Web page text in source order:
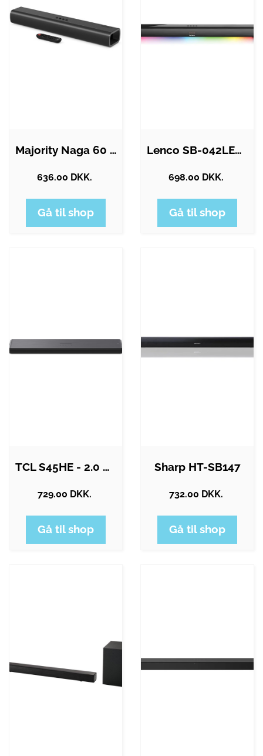
Majority Naga 60 - Black
636.00 DKK.
Gå til shop
Lenco SB-042LEDBK
698.00 DKK.
Gå til shop
TCL S45HE - 2.0 Dolby Atmos Soundbar
729.00 DKK.
Gå til shop
Sharp HT-SB147
732.00 DKK.
Gå til shop